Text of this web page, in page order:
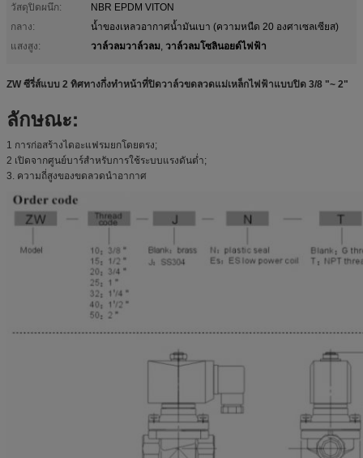
วัสดุปิดผนึก:
NBR EPDM VITON
กลาง:
น้ำของเหลวอากาศน้ำมันเบา (ความหนืด 20 องศาเซลเซียส)
แสงสูง:
วาล์วลมวาล์วลม, วาล์วลมโซลินอยด์ไฟฟ้า
ZW ซีรี่ส์แบบ 2 ทิศทางกึ่งทำหน้าที่ปิดวาล์วขดลวดแม่เหล็กไฟฟ้าแบบปิด 3/8 "~ 2"
ลักษณะ:
1 การก่อสร้างไดอะแฟรมยกโดยตรง;
2 เปิดจากศูนย์บาร์สำหรับการใช้ระบบแรงดันต่ำ;
3. ความถี่สูงของขดลวดนำอากาศ